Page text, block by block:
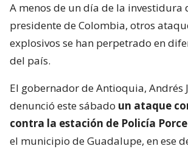
A menos de un día de la investidura
presidente de Colombia, otros
explosivos se han perpetrado en
del país.
El gobernador de Antioquia, Andrés
denunció este sábado un ataque
contra la estación de Policía
el municipio de Guadalupe, en ese